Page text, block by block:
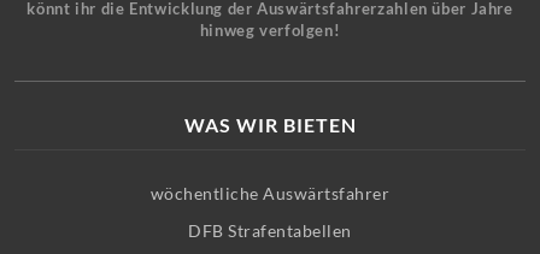
könnt ihr die Entwicklung der Auswärtsfahrerzahlen über Jahre
hinweg verfolgen!
WAS WIR BIETEN
wöchentliche Auswärtsfahrer
DFB Strafentabellen